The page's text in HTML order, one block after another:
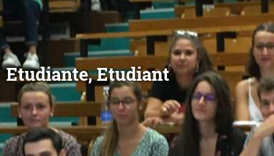
Etudiante, Etudiant